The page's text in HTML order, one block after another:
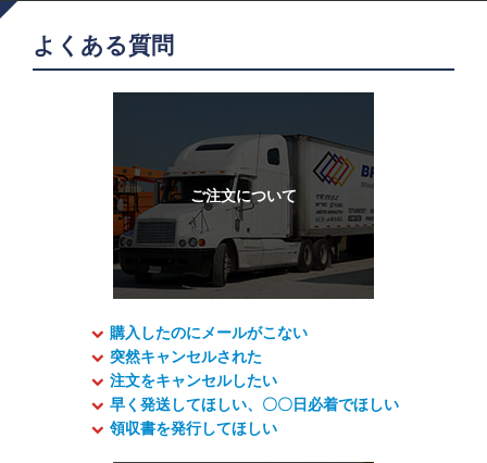
よくある質問
購入したのにメールがこない
突然キャンセルされた
注文をキャンセルしたい
早く発送してほしい、〇〇日必着でほしい
領収書を発行してほしい